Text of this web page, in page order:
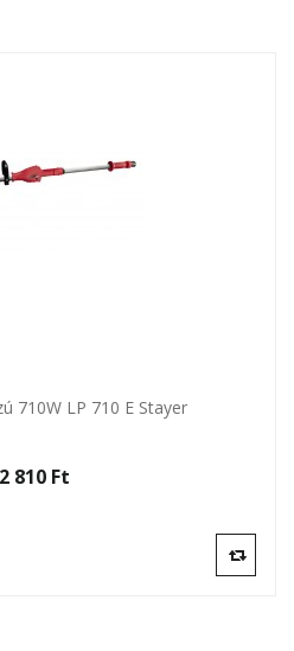
710W LP 710 E Stayer
810 Ft‎